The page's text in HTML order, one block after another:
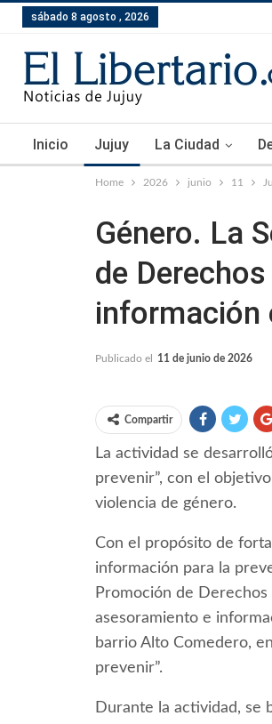
sábado 8 agosto , 2026
Inicio Jujuy La Ciudad
Home 2026 junio 11
Género. La
de
información
Publicado el 11 de junio de 2026
Compartir
La actividad se
prevenir”, con el
violencia de género.
Con el propósito de
información para la
Promoción de
asesoramiento e
barrio Alto Comedero,
prevenir”.
Durante la actividad, se